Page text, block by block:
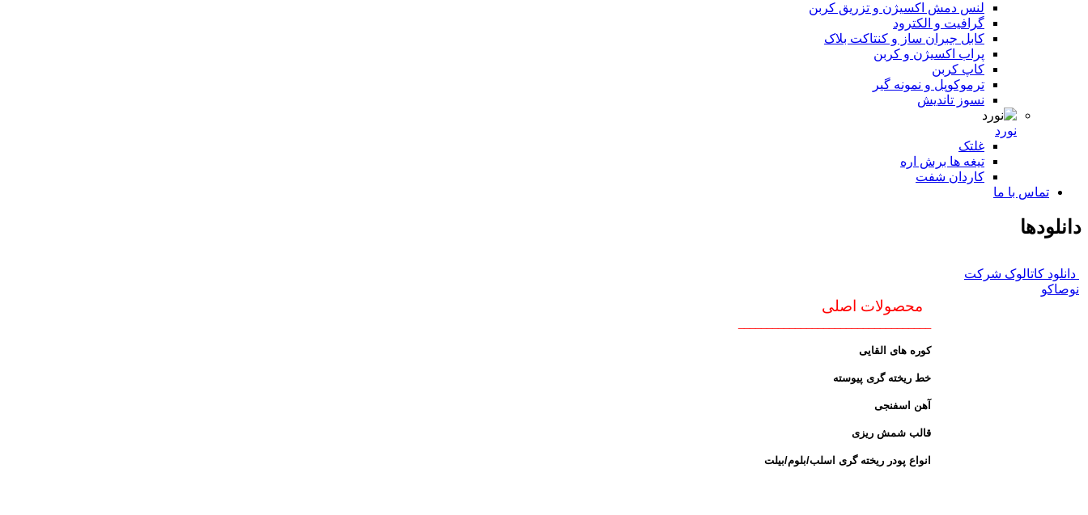
لنس دمش اکسیژن و تزریق کربن
گرافیت و الکترود
کابل جبران ساز و کنتاکت بلاک
پراب اکسیژن و کربن
کاپ کربن
ترموکوپل و نمونه گیر
نسوز تاندیش
نورد
غلتک
تیغه ها برش اره
کاردان شفت
تماس با ما
دانلودها
دانلود کاتالوک شرکت
نوصاکو
محصولات اصلی
کوره های القایی
خط ریخته گری پیوسته
آهن اسفنجی
قالب شمش ریزی
انواع پودر ریخته گری اسلب/بلوم/بیلت